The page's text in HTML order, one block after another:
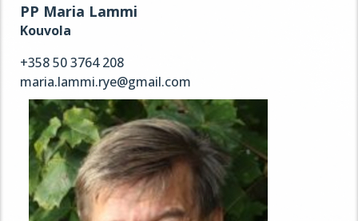
PP Maria Lammi
Kouvola
+358 50 3764 208
maria.lammi.rye@gmail.com